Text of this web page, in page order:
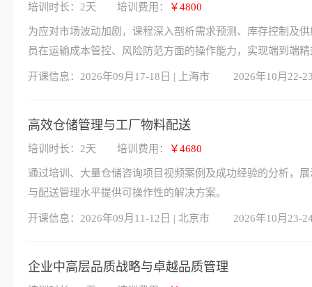
培训时长：2天 培训费用： ￥4800
为应对市场波动加剧，课程深入剖析需求预测、库存控制及
员在运输成本管控、风险防范方面的操作能力，实现端到端
开课信息： 2026年09月17-18日 | 上海市 2026年10月22-
高效仓储管理与工厂物料配送
培训时长：2天 培训费用： ￥4680
通过培训、大量仓储咨询项目视频案例及成功经验的分析，
与配送管理水平提供可操作性的解决方案。
开课信息： 2026年09月11-12日 | 北京市 2026年10月23-
企业中高层品质战略与卓越品质管理